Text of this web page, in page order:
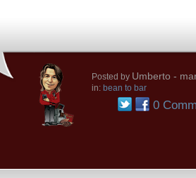
Posted by Umberto -
in: bean to bar
0